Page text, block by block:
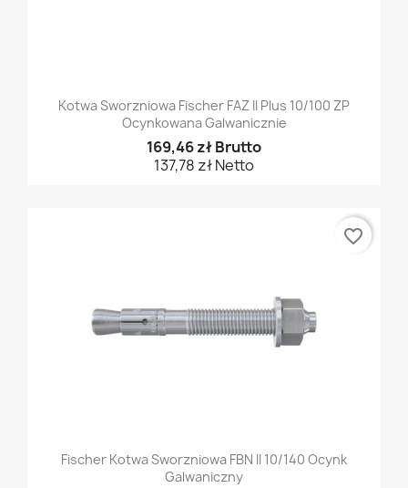
Kotwa Sworzniowa Fischer FAZ II Plus 10/100 ZP
Ocynkowana Galwanicznie
169,46 zł Brutto
137,78 zł Netto
Fischer Kotwa Sworzniowa FBN II 10/140 Ocynk
Galwaniczny
favorite_border